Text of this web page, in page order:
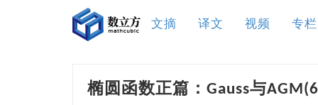
文摘 译文 视频 专栏
椭圆函数正篇：Gauss与